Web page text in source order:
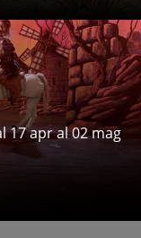
17 apr al 02 mag